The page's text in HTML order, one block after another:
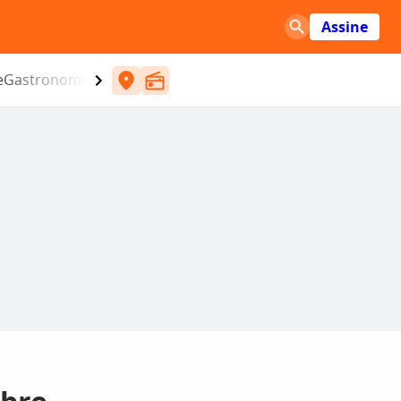
Assine
Gastronomia Entretenimento